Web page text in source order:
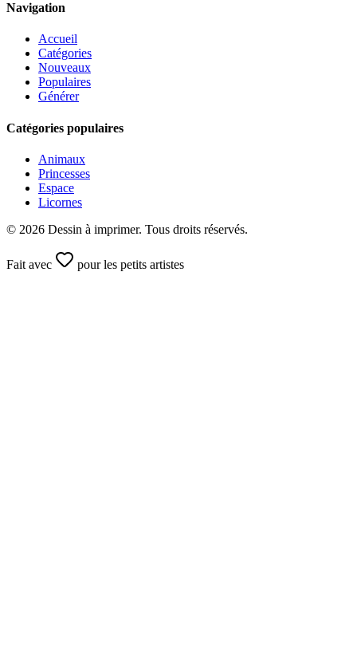
Navigation
Accueil
Catégories
Nouveaux
Populaires
Générer
Catégories populaires
Animaux
Princesses
Espace
Licornes
© 2026 Dessin à imprimer. Tous droits réservés.
Fait avec pour les petits artistes